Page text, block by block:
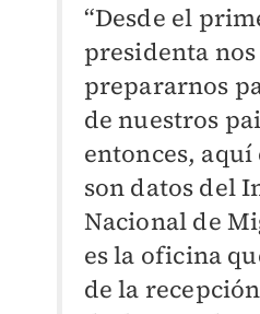
“Desde el
presidenta
prepararnos
de nuestros
entonces, aquí
son datos del
Nacional de
es la oficina
de la